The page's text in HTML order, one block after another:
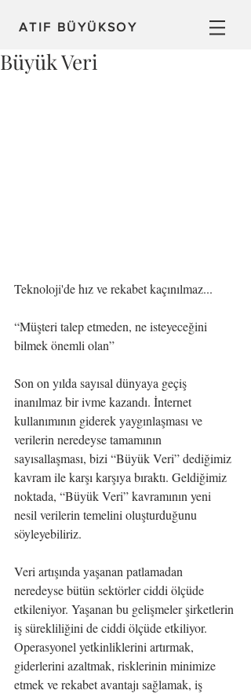
ATIF BÜYÜKSOY
Büyük Veri
Teknoloji'de hız ve rekabet kaçınılmaz...
“Müşteri talep etmeden, ne isteyeceğini
bilmek önemli olan”
Son on yılda sayısal dünyaya geçiş
inanılmaz bir ivme kazandı. İnternet
kullanımının giderek yaygınlaşması ve
verilerin neredeyse tamamının
sayısallaşması, bizi “Büyük Veri” dediğimiz
kavram ile karşı karşıya bıraktı. Geldiğimiz
noktada, “Büyük Veri” kavramının yeni
nesil verilerin temelini oluşturduğunu
söyleyebiliriz.
Veri artışında yaşanan patlamadan
neredeyse bütün sektörler ciddi ölçüde
etkileniyor. Yaşanan bu gelişmeler şirketlerin
iş sürekliliğini de ciddi ölçüde etkiliyor.
Operasyonel yetkinliklerini artırmak,
giderlerini azaltmak, risklerinin minimize
etmek ve rekabet avantajı sağlamak, iş